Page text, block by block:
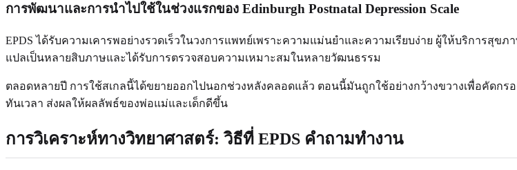
การพัฒนาและการนำไปใช้ในช่วงแรกของ Edinburgh Postnatal Depression Scale
EPDS ได้รับความเคารพอย่างรวดเร็วในวงการแพทย์เพราะความแม่นยำและความเรียบง่าย ผู้ให้บริการสุ
แปลเป็นหลายสิบภาษและได้รับการตรวจสอบความเหมาะสมในหลายวัฒนธรรม
ตลอดหลายปี การใช้สเกลนี้ได้ขยายออกไปนอกช่วงหลังคลอดแล้ว ตอนนี้มันถูกใช้อย่างกว้างขวางเพื่อคัดก
ทันเวลา ส่งผลให้ผลลัพธ์ของพ่อแม่และเด็กดีขึ้น
การวิเคราะห์ทางวิทยาศาสตร์: วิธีที่ EPDS คำถามทำงาน